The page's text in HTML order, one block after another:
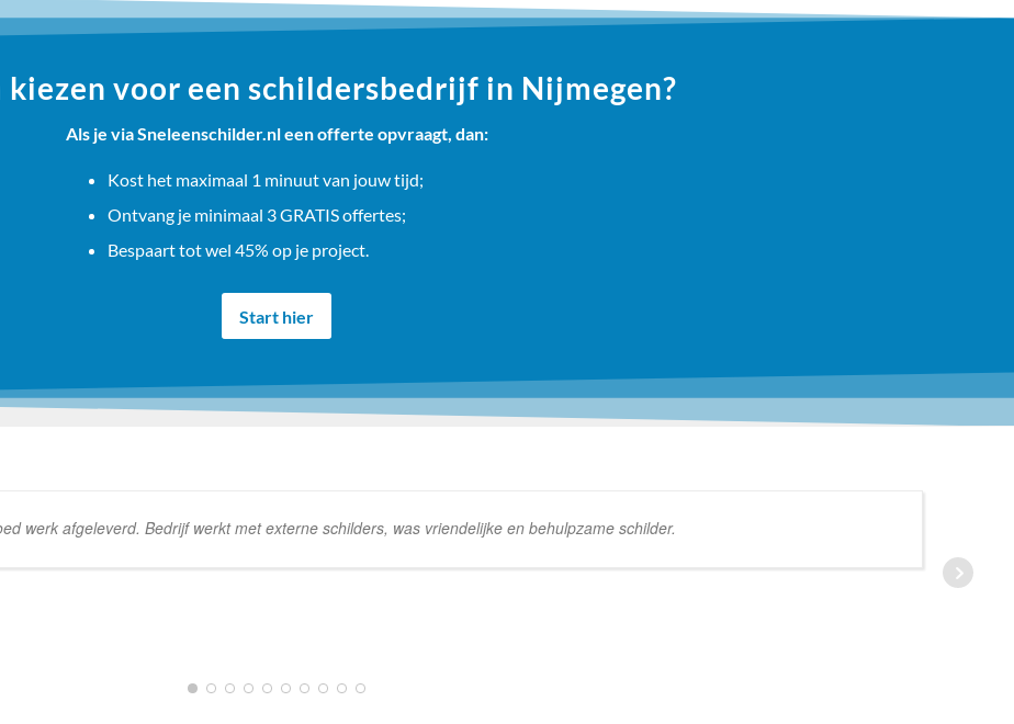
kiezen voor een schildersbedrijf in Nijmegen?
Als je via Sneleenschilder.nl een offerte opvraagt, dan:
Kost het maximaal 1 minuut van jouw tijd;
Ontvang je minimaal 3 GRATIS offertes;
Bespaart tot wel 45% op je project.
Start hier
werk afgeleverd. Bedrijf werkt met externe schilders, was vriendelijke en behulpzame schilder.
1 2 3 4 5 6 7 8 9 10